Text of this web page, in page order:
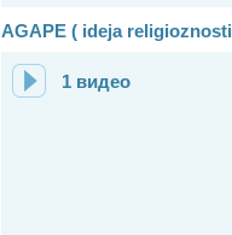
AGAPE ( ideja
1 видео